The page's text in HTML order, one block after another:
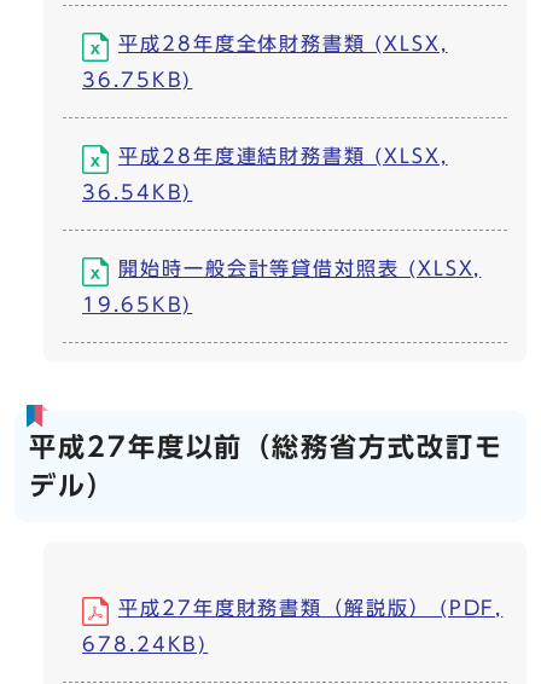
平成28年度全体財務書類 (XLSX,
36.75KB)
平成28年度連結財務書類 (XLSX,
36.54KB)
開始時一般会計等貸借対照表 (XLSX,
19.65KB)
平成27年度以前（総務省方式改訂モ
デル）
平成27年度財務書類（解説版） (PDF,
678.24KB)